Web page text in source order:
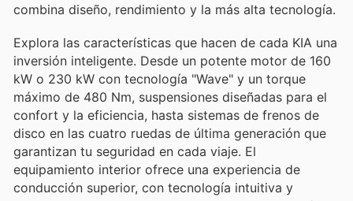
combina diseño, rendimiento y la más alta tecnología.
Explora las características que hacen de cada KIA una
inversión inteligente. Desde un potente motor de 160
kW o 230 kW con tecnología "Wave" y un torque
máximo de 480 Nm, suspensiones diseñadas para el
confort y la eficiencia, hasta sistemas de frenos de
disco en las cuatro ruedas de última generación que
garantizan tu seguridad en cada viaje. El
equipamiento interior ofrece una experiencia de
conducción superior, con tecnología intuitiva y